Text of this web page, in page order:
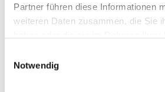
Partner führen diese Informationen
weiteren Daten zusammen, die Sie
Notwendig
Was ist eigentlich
warum ist das für deine